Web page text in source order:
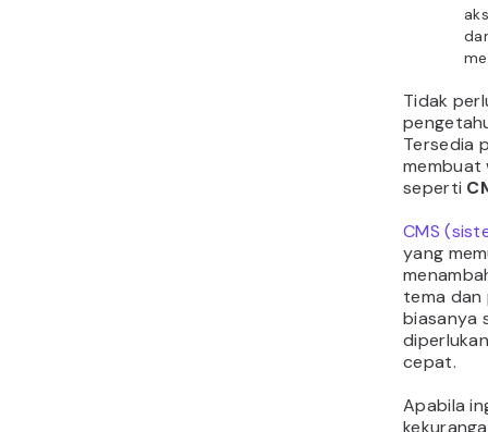
Tidak
Tersedia
membuat
seperti
CMS
yang
tema dan
biasanya
cepat.
Apabila